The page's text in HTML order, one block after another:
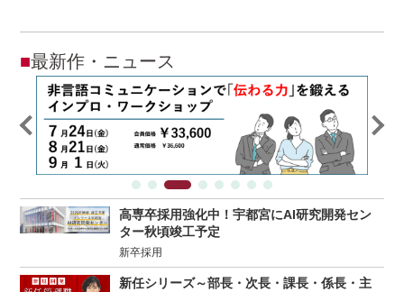
■最新作・ニュース
高専卒採用強化中！宇都宮にAI研究開発セン
ター秋頃竣工予定
新卒採用
新任シリーズ～部長・次長・課長・係長・主